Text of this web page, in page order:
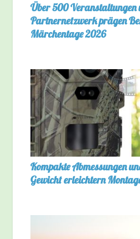
Über 500 Veranstaltungen
Partnernetzwerk prägen
Märchentage 2026
Kompakte Abmessungen
Gewicht erleichtern